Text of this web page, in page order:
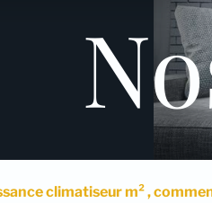
climatiseur m² ,